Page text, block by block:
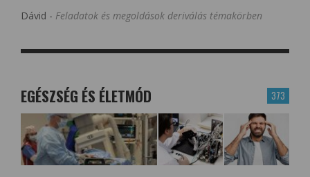
Dávid - Feladatok és megoldások deriválás témakörben
373
EGÉSZSÉG ÉS ÉLETMÓD